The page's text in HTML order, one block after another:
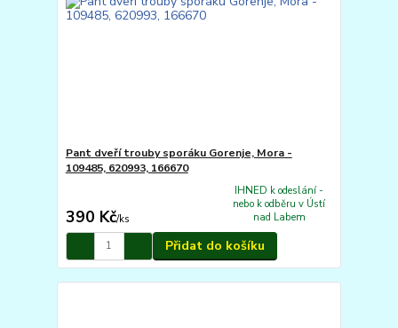
Pant dveří trouby sporáku Gorenje, Mora -
109485, 620993, 166670
390 Kč/ks
IHNED k odeslání -
nebo k odběru v Ústí
nad Labem
Přidat do košíku